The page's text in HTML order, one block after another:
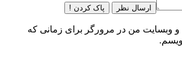
ارسال نظر پاک کردن !
و وبسایت من در مرورگر برای زمانی که